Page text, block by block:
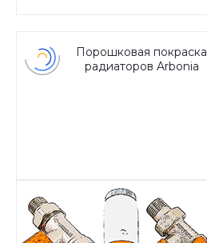
Порошковая покраска
радиаторов Arbonia